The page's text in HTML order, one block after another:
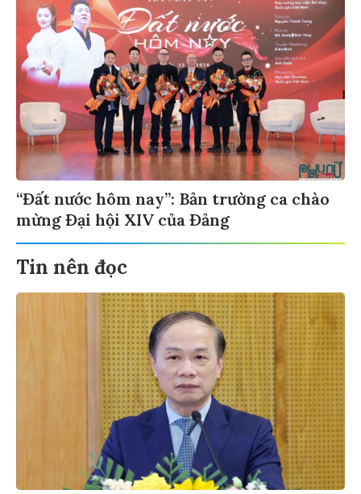
“Đất nước hôm nay”: Bản trường ca chào
mừng Đại hội XIV của Đảng
Tin nên đọc